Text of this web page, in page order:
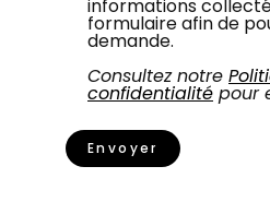
informations
formulaire afin de
demande.
Consultez notre
confidentialité pour
Envoyer